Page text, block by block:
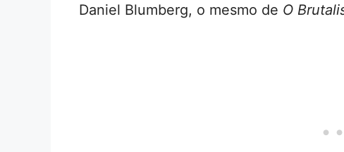
Daniel Blumberg, o mesmo de O